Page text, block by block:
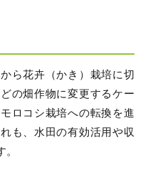
ら花卉（かき）栽培に切
の畑作物に変更するケー
ロコシ栽培への転換を進
も、水田の有効活用や収